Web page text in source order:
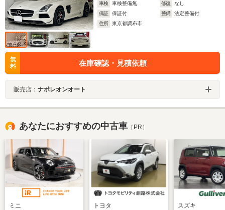
車検
車検整備無 修復
なし
保証
保証付 整備
法定整備付
住所
東京都調布市
無
料
在庫確認・見積依頼
販売店： ナポレオンオート
あなたにおすすめの中古車 ［PR］
ミニ トヨタ スズキ